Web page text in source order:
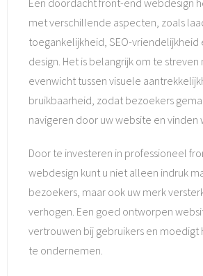
Een doordacht front-end webdesign
met verschillende aspecten, zoals
toegankelijkheid, SEO-vriendelijkheid
design. Het is belangrijk om te streven
evenwicht tussen visuele
bruikbaarheid, zodat bezoekers
navigeren door uw website en vinden
Door te investeren in professioneel
webdesign kunt u niet alleen indruk
bezoekers, maar ook uw merk
verhogen. Een goed ontworpen
vertrouwen bij gebruikers en moedigt
te ondernemen.